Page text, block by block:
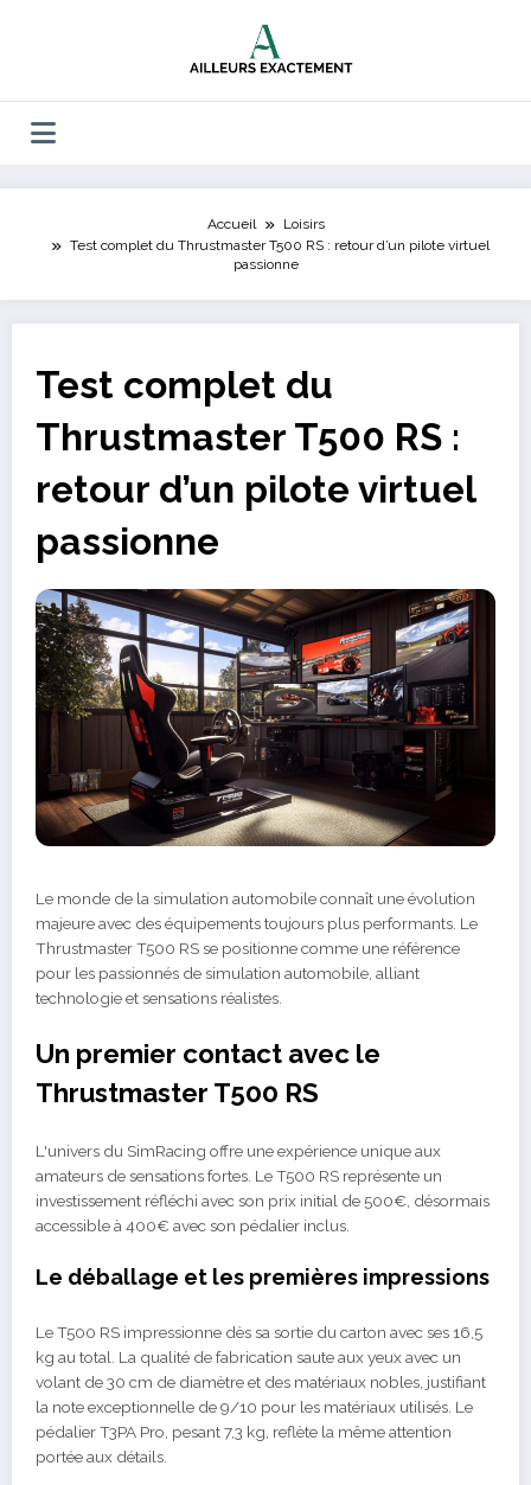
Accueil
Loisirs
Test complet du Thrustmaster T500 RS : retour d’un pilote virtuel
passionne
Test complet du
Thrustmaster T500 RS :
retour d’un pilote virtuel
passionne
Le monde de la simulation automobile connaît une évolution
majeure avec des équipements toujours plus performants. Le
Thrustmaster T500 RS se positionne comme une référence
pour les passionnés de simulation automobile, alliant
technologie et sensations réalistes.
Un premier contact avec le
Thrustmaster T500 RS
L'univers du SimRacing offre une expérience unique aux
amateurs de sensations fortes. Le T500 RS représente un
investissement réfléchi avec son prix initial de 500€, désormais
accessible à 400€ avec son pédalier inclus.
Le déballage et les premières impressions
Le T500 RS impressionne dès sa sortie du carton avec ses 16,5
kg au total. La qualité de fabrication saute aux yeux avec un
volant de 30 cm de diamètre et des matériaux nobles, justifiant
la note exceptionnelle de 9/10 pour les matériaux utilisés. Le
pédalier T3PA Pro, pesant 7,3 kg, reflète la même attention
portée aux détails.